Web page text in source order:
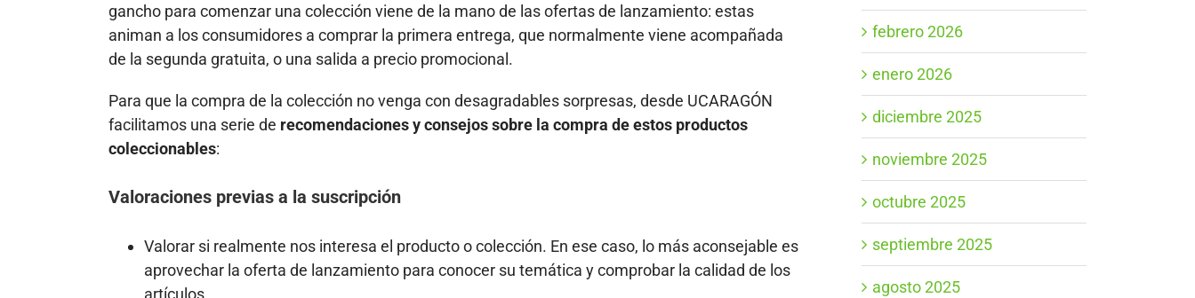
gancho para comenzar una colección viene de la mano de las ofertas de lanzamiento: estas
animan a los consumidores a comprar la primera entrega, que normalmente viene acompañada
de la segunda gratuita, o una salida a precio promocional.
Para que la compra de la colección no venga con desagradables sorpresas, desde UCARAGÓN
facilitamos una serie de recomendaciones y consejos sobre la compra de estos productos
coleccionables:
Valoraciones previas a la suscripción
Valorar si realmente nos interesa el producto o colección. En ese caso, lo más aconsejable es
aprovechar la oferta de lanzamiento para conocer su temática y comprobar la calidad de los
artículos.
febrero 2026
enero 2026
diciembre 2025
noviembre 2025
octubre 2025
septiembre 2025
agosto 2025